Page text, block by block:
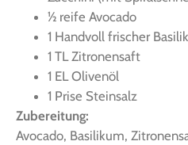
½ rei­fe Avocado
1 Hand­voll fri­scher
1 TL Zitronensaft
1 EL Olivenöl
1 Pri­se Steinsalz
Zube­rei­tung:
Avo­ca­do, Basi­li­kum,